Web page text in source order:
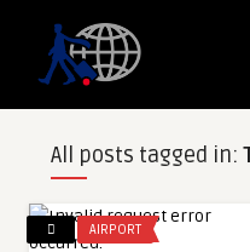
All posts tagged in:
AIRPORT